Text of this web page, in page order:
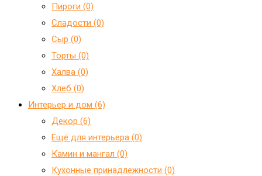
Пироги (0)
Сладости (0)
Сыр (0)
Торты (0)
Халва (0)
Хлеб (0)
Интерьер и дом (6)
Декор (6)
Ещё для интерьера (0)
Камин и мангал (0)
Кухонные принадлежности (0)